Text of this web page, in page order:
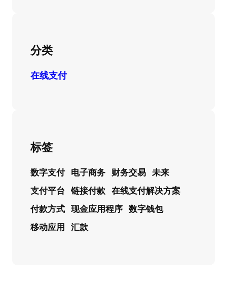
分类
在线支付
标签
数字支付 电子商务 财务交易 未来
支付平台 链接付款 在线支付解决方案
付款方式 现金应用程序 数字钱包
移动应用 汇款